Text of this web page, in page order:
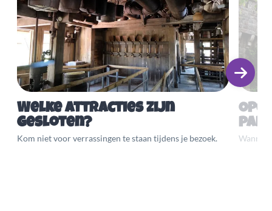
Welke attracties zijn
gesloten?
Kom niet voor verrassingen te staan tijdens je bezoek.